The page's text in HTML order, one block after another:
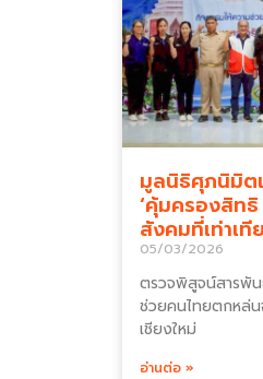
มูลนิธิศุภนิมิต
‘คุ้มครองสิท
สังคมที่เท่าเที
05/03/2026
ตรวจพิสูจน์สารพัน
ช่วยคนไทยตกหล่น
เชียงใหม่
อ่านต่อ »